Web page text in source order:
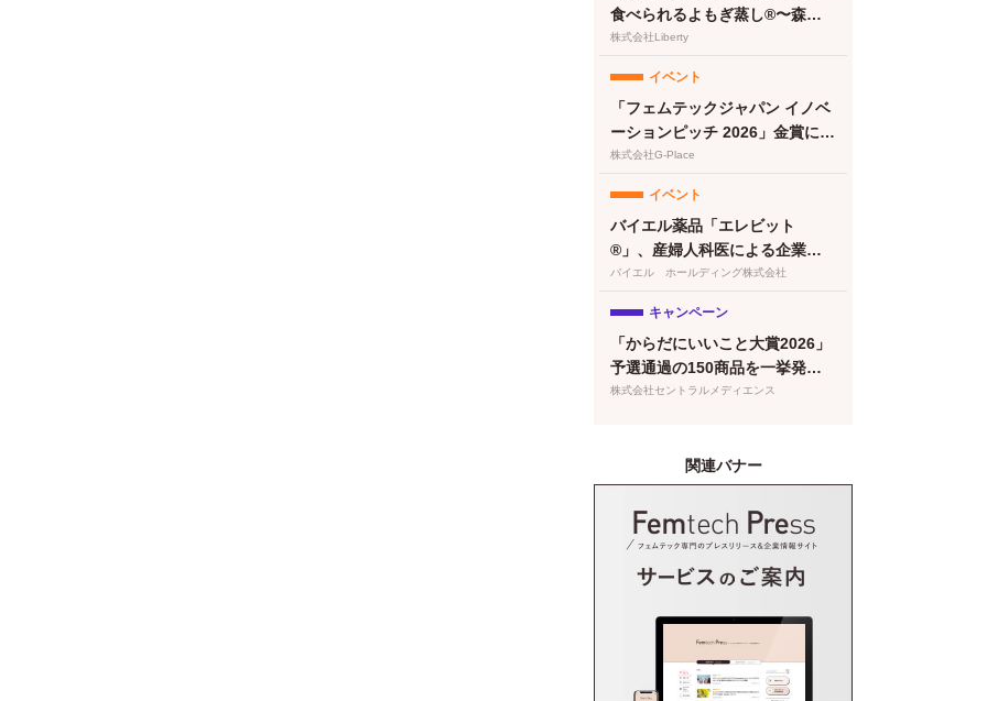
食べられるよもぎ蒸し®〜森下
清澄白河店グランドオープン！
株式会社Liberty
イベント
「フェムテックジャパン イノベ
ーションピッチ 2026」金賞に竹
繊維＆でんぷん由来吸収体の生
株式会社G-Place
イベント
バイエル薬品「エレビット
®」、産婦人科医による企業向
けプレコンセプションケアセミ
バイエル ホールディング株式会社
キャンペーン
「からだにいいこと大賞2026」
予選通過の150商品を一挙発
表！本日より特設サイトもオー
株式会社セントラルメディエンス
関連バナー